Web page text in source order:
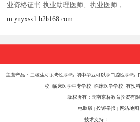
业资格证书:执业助理医师、执业医师，
m.ynyxsx1.b2b168.com
主营产品：三校生可以考医学吗 初中毕业可以学口腔医学吗
校 临床医学中专学校 临床医学学校 有预
版权所有：云南京桥教育投资有
电脑版 | 投诉举报 | 网站地图
技术支持：